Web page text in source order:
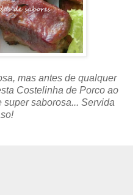
mas antes de qualquer
Costelinha de Porco ao
saborosa... Servida